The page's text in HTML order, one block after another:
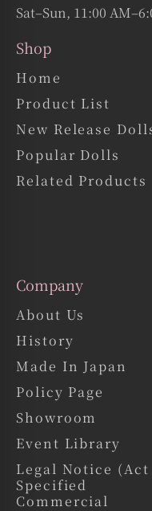
Sat–Sun, 11:00
Shop
Home
Product List
New Release
Popular Dolls
Related Products
Company
About Us
History
Made In Japan
Policy Page
Showroom
Event Library
Legal Notice (Act
Specified
Commercial